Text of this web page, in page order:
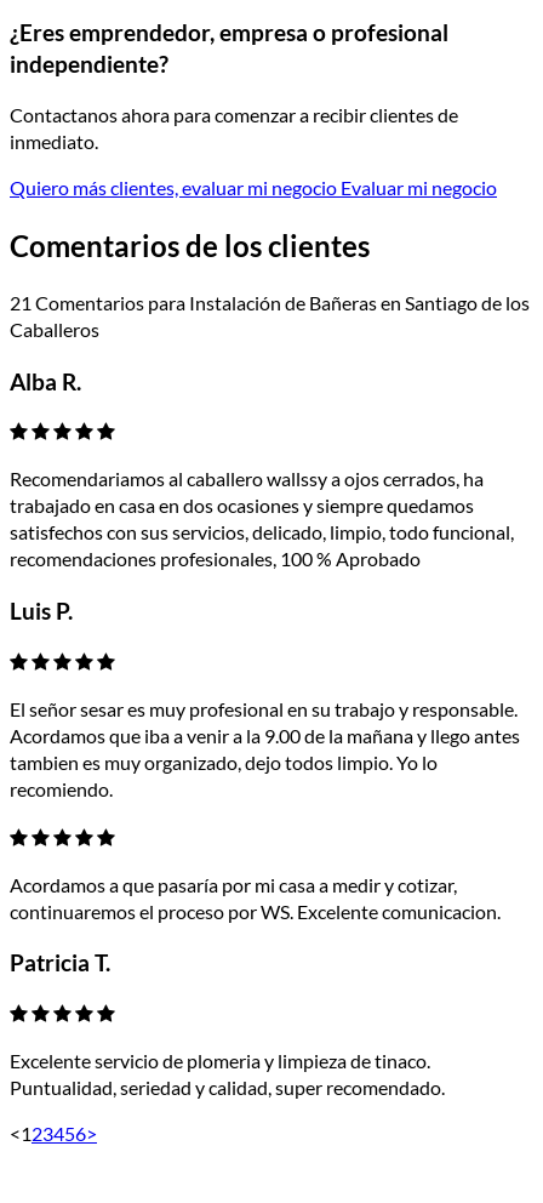
¿Eres emprendedor, empresa o profesional
independiente?
Contactanos ahora para comenzar a recibir clientes de
inmediato.
Quiero más clientes, evaluar mi negocio Evaluar mi negocio
Comentarios de los clientes
21 Comentarios para Instalación de Bañeras en Santiago de los
Caballeros
Alba R.
Recomendariamos al caballero wallssy a ojos cerrados, ha
trabajado en casa en dos ocasiones y siempre quedamos
satisfechos con sus servicios, delicado, limpio, todo funcional,
recomendaciones profesionales, 100 % Aprobado
Luis P.
El señor sesar es muy profesional en su trabajo y responsable.
Acordamos que iba a venir a la 9.00 de la mañana y llego antes
tambien es muy organizado, dejo todos limpio. Yo lo
recomiendo.
Acordamos a que pasaría por mi casa a medir y cotizar,
continuaremos el proceso por WS. Excelente comunicacion.
Patricia T.
Excelente servicio de plomeria y limpieza de tinaco.
Puntualidad, seriedad y calidad, super recomendado.
<123456>